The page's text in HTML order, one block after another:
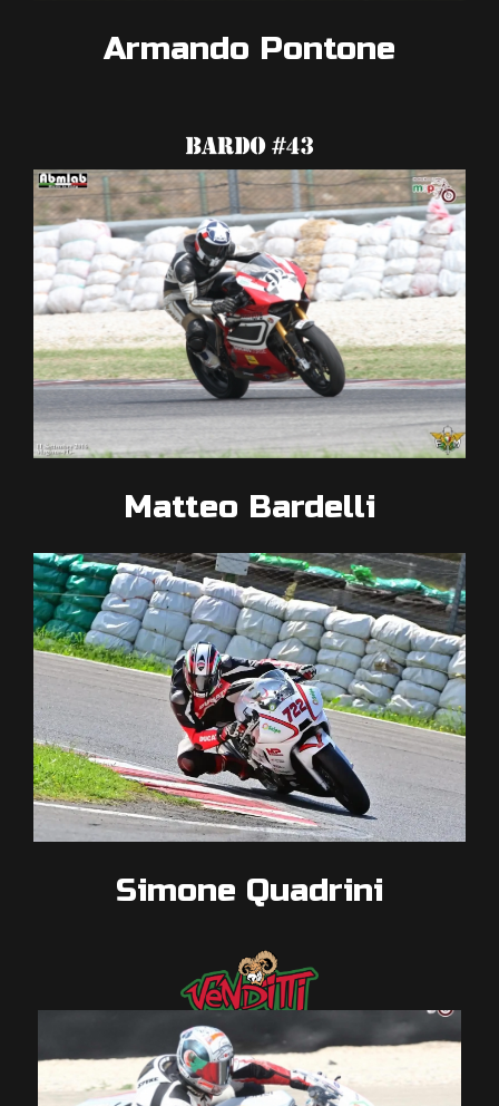
Armando Pontone
Matteo Bardelli
Simone Quadrini